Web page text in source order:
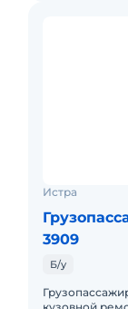
Истра
3909
Б/у